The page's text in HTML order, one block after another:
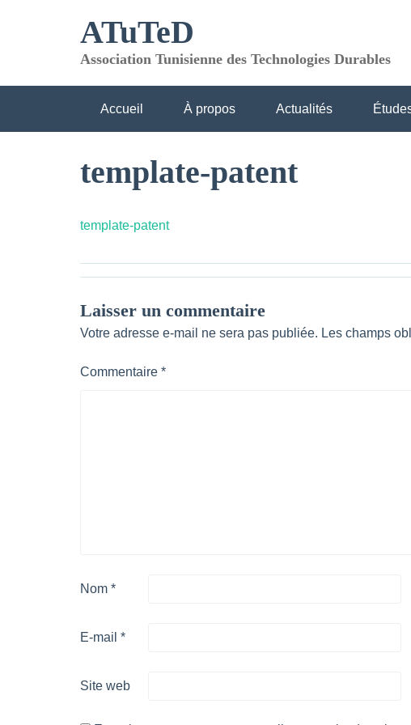
ATuTeD
Association Tunisienne des Technologies Durables
Accueil À propos Actualités
template-patent
template-patent
Laisser un commentaire
Votre adresse e-mail ne sera pas publiée. Les champs
Commentaire *
Nom *
E-mail *
Site web